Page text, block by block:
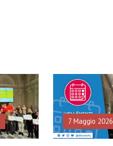
7 Maggio 2026